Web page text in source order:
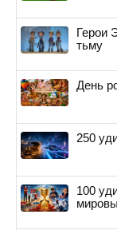
Герои
тьму
День
250
100